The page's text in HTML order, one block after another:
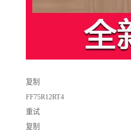
复制
FF75R12RT4
重试
复制